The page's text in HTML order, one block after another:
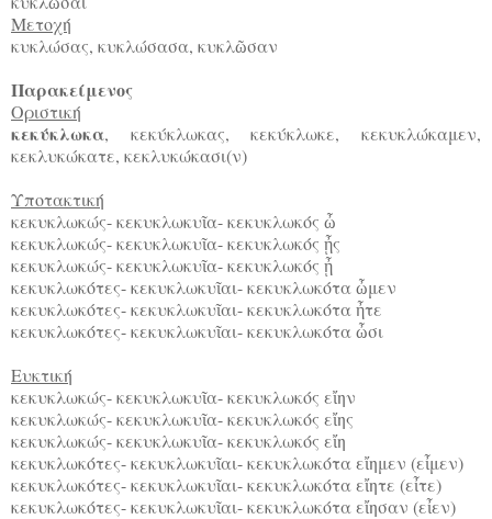
Μετοχή
κυκλώσας, κυκλώσασα, κυκλῶσαν
Παρακείμενος
Οριστική
κεκύκλωκα, κεκύκλωκας, κεκύκλωκε, κεκυκλώκαμεν,
κεκλυκώκατε, κεκλυκώκασι(ν)
Υποτακτική
κεκυκλωκώς- κεκυκλωκυῖα- κεκυκλωκός ὦ
κεκυκλωκώς- κεκυκλωκυῖα- κεκυκλωκός ᾖς
κεκυκλωκώς- κεκυκλωκυῖα- κεκυκλωκός ᾖ
κεκυκλωκότες- κεκυκλωκυῖαι- κεκυκλωκότα ὦμεν
κεκυκλωκότες- κεκυκλωκυῖαι- κεκυκλωκότα ἦτε
κεκυκλωκότες- κεκυκλωκυῖαι- κεκυκλωκότα ὦσι
Ευκτική
κεκυκλωκώς- κεκυκλωκυῖα- κεκυκλωκός εἴην
κεκυκλωκώς- κεκυκλωκυῖα- κεκυκλωκός εἴης
κεκυκλωκώς- κεκυκλωκυῖα- κεκυκλωκός εἴη
κεκυκλωκότες- κεκυκλωκυῖαι- κεκυκλωκότα εἴημεν (εἶμεν)
κεκυκλωκότες- κεκυκλωκυῖαι- κεκυκλωκότα εἴητε (εἶτε)
κεκυκλωκότες- κεκυκλωκυῖαι- κεκυκλωκότα εἴησαν (εἶεν)